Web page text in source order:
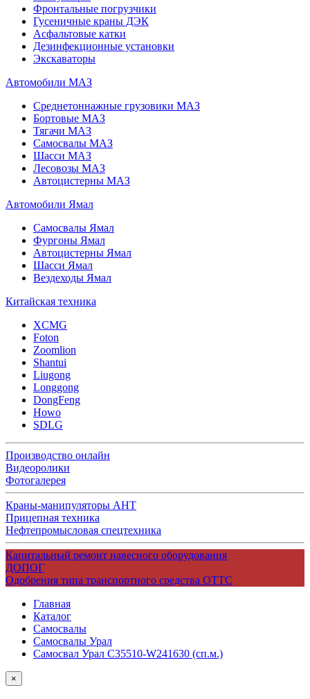
Фронтальные погрузчики
Гусеничные краны ДЭК
Асфальтовые катки
Дезинфекционные установки
Экскаваторы
Автомобили МАЗ
Среднетоннажные грузовики МАЗ
Бортовые МАЗ
Тягачи МАЗ
Самосвалы МАЗ
Шасси МАЗ
Лесовозы МАЗ
Автоцистерны МАЗ
Автомобили Ямал
Самосвалы Ямал
Фургоны Ямал
Автоцистерны Ямал
Шасси Ямал
Вездеходы Ямал
Китайская техника
XCMG
Foton
Zoomlion
Shantui
Liugong
Longgong
DongFeng
Howo
SDLG
Производство онлайн
Видеоролики
Фотогалерея
Краны-манипуляторы АНТ
Прицепная техника
Нефтепромысловая спецтехника
Капитальный ремонт навесного оборудования
ДОПОГ
Одобрения типа транспортного средства ОТТС
Главная
Каталог
Самосвалы
Самосвалы Урал
Самосвал Урал С35510-W241630 (сп.м.)
×